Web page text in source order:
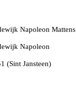
Napoleon Mattens
Napoleon
(Sint Jansteen)